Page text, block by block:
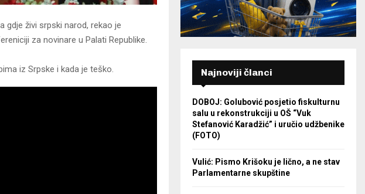
gdje živi srpski narod, rekao je
za novinare u Palati Republike.
iz Srpske i kada je teško. Najnoviji članci
DOBOJ: Golubović posjetio fiskulturnu
salu u rekonstrukciji u OŠ “Vuk
Stefanović Karadžić” i uručio udžbenike
(FOTO)
Vulić: Pismo Krišoku je lično, a ne stav
Parlamentarne skupštine